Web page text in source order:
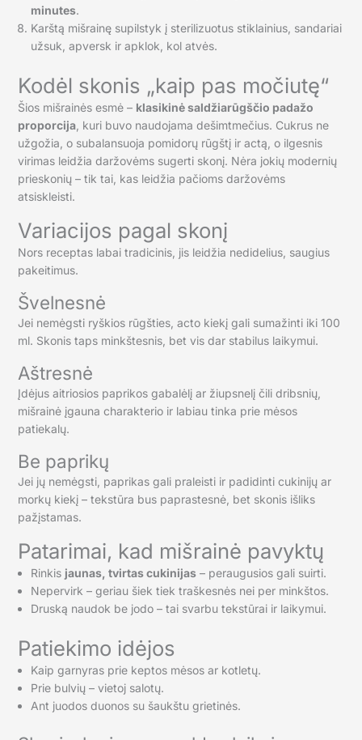
minutes.
Karštą mišrainę supilstyk į sterilizuotus stiklainius, sandariai
užsuk, apversk ir apklok, kol atvės.
Kodėl skonis „kaip pas močiutę“
Šios mišrainės esmė – klasikinė saldžiarūgščio padažo
proporcija, kuri buvo naudojama dešimtmečius. Cukrus ne
užgožia, o subalansuoja pomidorų rūgštį ir actą, o ilgesnis
virimas leidžia daržovėms sugerti skonį. Nėra jokių modernių
prieskonių – tik tai, kas leidžia pačioms daržovėms
atsiskleisti.
Variacijos pagal skonį
Nors receptas labai tradicinis, jis leidžia nedidelius, saugius
pakeitimus.
Švelnesnė
Jei nemėgsti ryškios rūgšties, acto kiekį gali sumažinti iki 100
ml. Skonis taps minkštesnis, bet vis dar stabilus laikymui.
Aštresnė
Įdėjus aitriosios paprikos gabalėlį ar žiupsnelį čili dribsnių,
mišrainė įgauna charakterio ir labiau tinka prie mėsos
patiekalų.
Be paprikų
Jei jų nemėgsti, paprikas gali praleisti ir padidinti cukinijų ar
morkų kiekį – tekstūra bus paprastesnė, bet skonis išliks
pažįstamas.
Patarimai, kad mišrainė pavyktų
Rinkis jaunas, tvirtas cukinijas– peraugusios gali suirti.
Nepervirk – geriau šiek tiek traškesnės nei per minkštos.
Druską naudok be jodo – tai svarbu tekstūrai ir laikymui.
Patiekimo idėjos
Kaip garnyras prie keptos mėsos ar kotletų.
Prie bulvių – vietoj salotų.
Ant juodos duonos su šaukštu grietinės.